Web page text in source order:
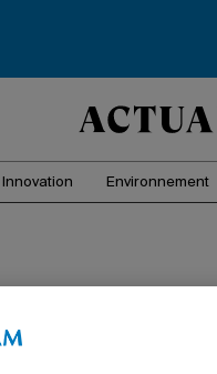
Innovation Environnement